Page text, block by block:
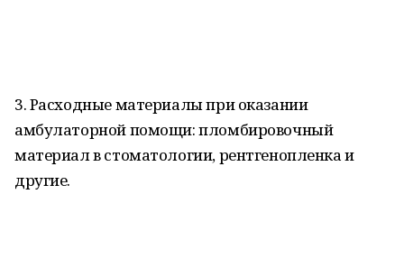
3. Расходные материалы при оказании
амбулаторной помощи: пломбировочный
материал в стоматологии, рентгенопленка и
другие.